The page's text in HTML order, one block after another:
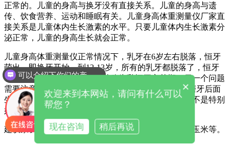
正常的。儿童的身高与换牙没有直接关系。儿童的身高与遗
传、饮食营养、运动和睡眠有关。儿童身高体重测量仪厂家直
接关系是儿童体内生长激素的水平。只要儿童体内生长激素分
泌正常，儿童的身高生长就会正常。
儿童身高体重测量仪正常情况下，乳牙在6岁左右脱落，恒牙
萌出，即换牙开始。到12-13岁，所有的乳牙都脱落了，恒牙
萌出了。在这个过程中，它被称为乳恒牙交替期。另一个问题
需要注意的是，在6岁左右，一颗恒牙会在第二颗乳磨牙后面
生长，即六岁牙。此时，由于孩子相对较小，刷牙刷不是特别
好，家长必须注意保护六岁牙齿，防止早期龋齿。
建议家长在孩子换牙期间多吃粗糙的食物，如苹果、玉米等。
可以介绍下你们的产品么
×
欢迎来到本网站，请问有什么可以
帮您？
现在咨询 稍后再说